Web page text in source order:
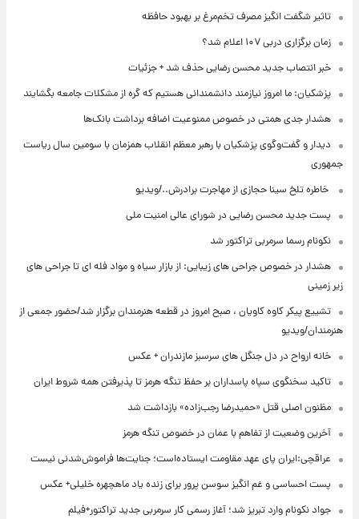
تاثیر شگفت انگیز مصرف تخم‌مرغ بر بهبود حافظه
زمان برگزاری دربی ۱۰۷ اعلام شد؟
خبر انتصاب جدید محسن رضایی حذف شد + جزئیات
پزشکیان: ما امروز نیازمند دانشمندانی هستیم که گره از مشکلات جامعه بگشایند
هشدار جدی همتی در خصوص ممنوعیت اضافه ‌برداشت بانک‌ها
دیدار و گفت‌وگوی پزشکیان با رهبر معظم انقلاب همزمان با سومین سال ریاست
جمهوری
⁨ خاطره تلخ سینا حجازی از مهاجرت برادرش../ویدیو
پست جدید محسن رضایی در شورای عالی امنیت ملی
نکونام رسما سرمربی تراکتور شد
هشدار در خصوص جراحی های زیبایی: از بازار سیاه و مواد فله ای تا جراحی های
زیر زمینی
تشییع پیکر کاوه کاویان ، صبح امروز در قطعه هنرمندان برگزار شد/حضور جمعی از
هنرمندان/ویدیو
خانه ارواح در دل جنگل های سرسبز مازندران + عکس
تاکید سخنگوی سپاه پاسداران بر حفظ تنگه هرمز تا پذیرفتن همه شروط ایران
مظنون اصلی قتل «حمیدرضا رجب‌زاده» بازداشت شد
آخرین وضعیت از تفاهم با عمان در خصوص تنگه هرمز
عراقچی:ایران پای عهد مقاومت ایستاده‌است؛ جنایت‌ها فراموش‌شدنی نیست
پست احساسی و غم انگیز سوسن پرور برای زنده یاد ماهچهره خلیلی+ عکس
جواد نکونام وارد تبریز شد؛ آغاز رسمی کار سرمربی جدید تراکتور+فیلم